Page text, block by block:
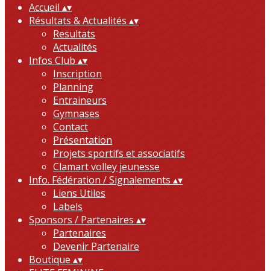
Accueil ▴▾
Résultats & Actualités ▴▾
Resultats
Actualités
Infos Club ▴▾
Inscription
Planning
Entraineurs
Gymnases
Contact
Présentation
Projets sportifs et associatifs
Clamart volley jeunesse
Info. Fédération / Signalements ▴▾
Liens Utiles
Labels
Sponsors / Partenaires ▴▾
Partenaires
Devenir Partenaire
Boutique ▴▾